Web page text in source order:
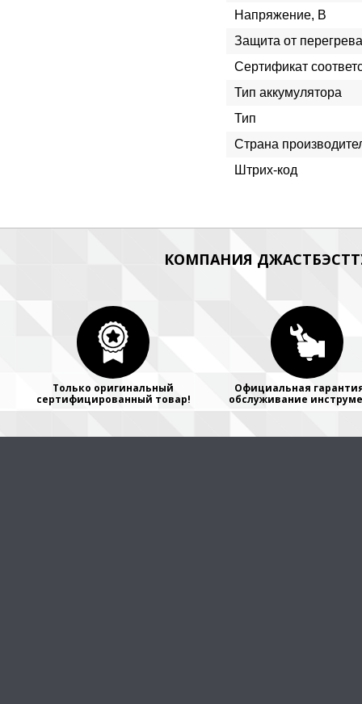
Напряжение, В
Защита от
Сертификат
Тип аккумулятора
Тип
Страна
Штрих-код
КОМПАНИЯ
Только оригинальный
сертифицированный товар!
Официальная
обслуживание